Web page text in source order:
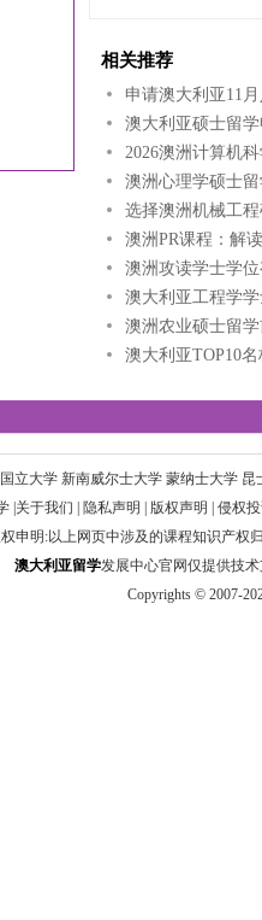
相关推荐
申请澳大利亚11
澳大利亚硕士留
2026澳洲计算机
澳洲心理学硕士
选择澳洲机械工
澳洲PR课程：解
澳洲攻读学士学
澳大利亚工程学
澳洲农业硕士留
澳大利亚TOP10
立大学 ‌新南威尔士大学 ‌蒙纳士大学 昆
关于我们 隐私声明 版权声明
侵权
权申明:以上网页中涉及的课程知识产权
澳大利亚留学发展中心官网仅提供技术
Copyrights © 2007-